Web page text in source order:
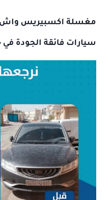
مغسلة اكسبيريس واش
سيارات فائقة الجودة